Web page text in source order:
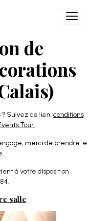
de
Suivez ce lien: conditions
Tour.
merci de prendre le
à votre disposition
salle